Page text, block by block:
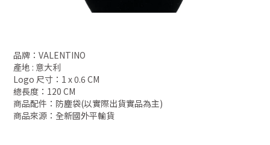
品牌：VALENTINO
產地 : 意大利
Logo 尺寸：1 x 0.6 CM
總長度：120 CM
商品配件：防塵袋(以實際出貨實品為主)
商品來源：全新國外平輸貨